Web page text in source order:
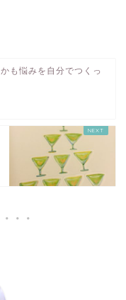
も悩みを自分でつくっ